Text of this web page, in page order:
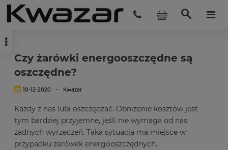
Czy żarówki energooszczędne są
oszczędne?
10-12-2020 - Kwazar
Każdy z nas lubi oszczędzać. Obniżenie kosztów jest
tym bardziej przyjemne, jeśli nie wymaga od nas
żadnych wyrzeczeń. Taka sytuacja ma miejsce w
przypadku żarówek energooszczędnych.